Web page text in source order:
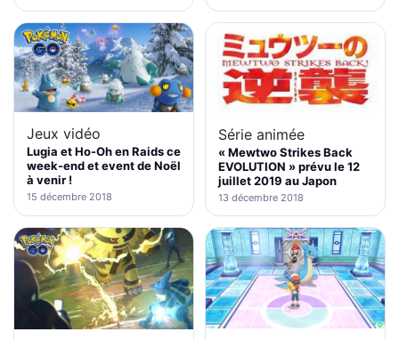
Jeux vidéo
Lugia et Ho-Oh en Raids ce
week-end et event de Noël
à venir !
15 décembre 2018
Série animée
« Mewtwo Strikes Back
EVOLUTION » prévu le 12
juillet 2019 au Japon
13 décembre 2018